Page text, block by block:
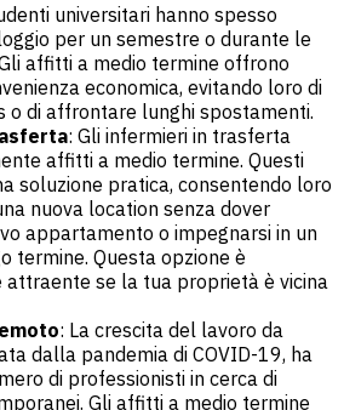
universitari hanno spesso
per un semestre o durante le
affitti a medio termine offrono
economica, evitando loro di
o di affrontare lunghi spostamenti.
: Gli infermieri in trasferta
affitti a medio termine. Questi
soluzione pratica, consentendo loro
nuova location senza dover
appartamento o impegnarsi in un
termine. Questa opzione è
se la tua proprietà è vicina
: La crescita del lavoro da
dalla pandemia di COVID-19, ha
di professionisti in cerca di
Gli affitti a medio termine